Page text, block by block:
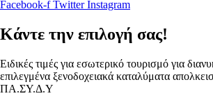
Facebook-f Twitter Instagram
Κάντε την επιλογή σας!
Ειδικές τιμές για εσωτερικό τουρισμό για
επιλεγμένα ξενοδοχειακά καταλύματα
ΠΑ.ΣΥ.Δ.Υ